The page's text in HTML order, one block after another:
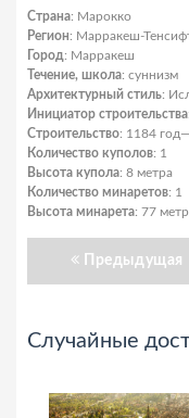
Страна: Марокко
Регион: Марракеш-
Город: Марракеш
Течение, школа: суннизм
Архитектурный стиль:
Инициатор строительства
Строительство: 1184
Количество куполов: 1
Высота купола: 8 метра
Количество минаретов: 1
Высота минарета: 77
Предыдущая
Случайные